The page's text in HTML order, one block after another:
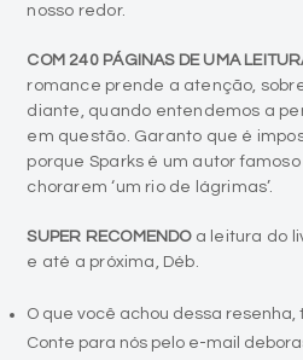
nosso redor.
COM 240 PÁGINAS DE UMA
romance prende a atenção,
diante, quando entendemos a
em questão. Garanto que é
porque Sparks é um autor
chorarem ‘um rio de lágrimas’.
SUPER RECOMENDOa leitura do
e até a próxima, Déb.
O que você achou dessa
Conte para nós pelo e-mail